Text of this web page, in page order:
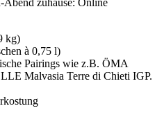
Abend zuhause: Online
kg)
à 0,75 l)
Pairings wie z.B. ÖMA
Malvasia Terre di Chieti IGP.